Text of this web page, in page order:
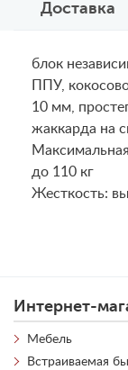
Доставка
блок
ППУ,
10 мм,
жаккарда на
до 110 кг
Жесткость:
Интернет-
Мебель
Встраиваемая